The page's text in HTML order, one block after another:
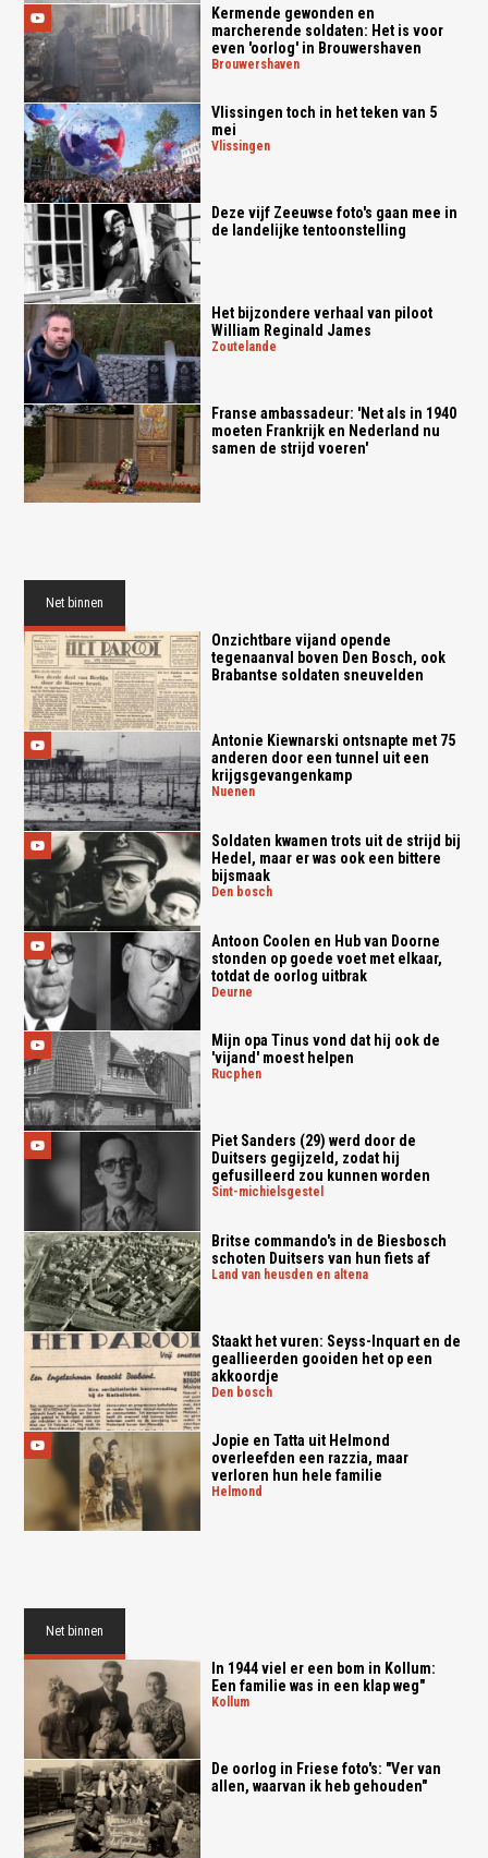
Kermende gewonden en
marcherende soldaten: Het is voor
even 'oorlog' in Brouwershaven
brouwershaven
Vlissingen toch in het teken van 5
mei
vlissingen
Deze vijf Zeeuwse foto's gaan mee in
de landelijke tentoonstelling
Het bijzondere verhaal van piloot
William Reginald James
zoutelande
Franse ambassadeur: 'Net als in 1940
moeten Frankrijk en Nederland nu
samen de strijd voeren'
Net binnen
Onzichtbare vijand opende
tegenaanval boven Den Bosch, ook
Brabantse soldaten sneuvelden
Antonie Kiewnarski ontsnapte met 75
anderen door een tunnel uit een
krijgsgevangenkamp
nuenen
Soldaten kwamen trots uit de strijd bij
Hedel, maar er was ook een bittere
bijsmaak
den bosch
Antoon Coolen en Hub van Doorne
stonden op goede voet met elkaar,
totdat de oorlog uitbrak
deurne
Mijn opa Tinus vond dat hij ook de
'vijand' moest helpen
rucphen
Piet Sanders (29) werd door de
Duitsers gegijzeld, zodat hij
gefusilleerd zou kunnen worden
sint-michielsgestel
Britse commando's in de Biesbosch
schoten Duitsers van hun fiets af
land van heusden en altena
Staakt het vuren: Seyss-Inquart en de
geallieerden gooiden het op een
akkoordje
den bosch
Jopie en Tatta uit Helmond
overleefden een razzia, maar
verloren hun hele familie
helmond
Net binnen
In 1944 viel er een bom in Kollum:
Een familie was in een klap weg"
kollum
De oorlog in Friese foto's: "Ver van
allen, waarvan ik heb gehouden"